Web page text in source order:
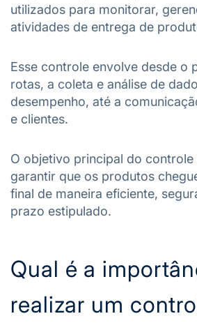
utilizados para monitorar,
atividades de entrega de
Esse controle envolve desde o
rotas, a coleta e análise de
desempenho, até a
e clientes.
O objetivo principal do controle
garantir que os produtos
final de maneira eficiente,
prazo estipulado.
Qual é a
realizar um